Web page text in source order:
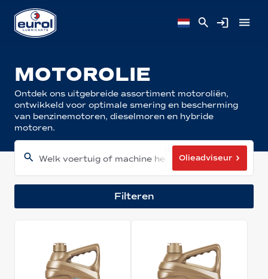
MOTOROLIE
Ontdek ons uitgebreide assortiment motoroliën,
ontwikkeld voor optimale smering en bescherming
van benzinemotoren, dieselmoren en hybride
motoren.
Welk voertuig of machine heeft u?Olieadviseur
Filteren